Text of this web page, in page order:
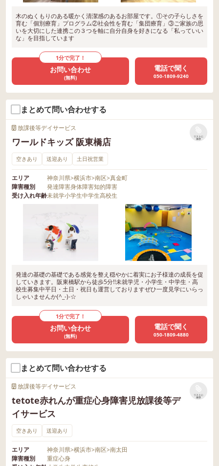
木のぬくもりのある暖かく清潔感のあるお部屋です。①その子らしさを
育む「個別療育」プログラム②社会性を育む「集団療育」③ご家族の思
いを大切にした連携この３つを軸に自分自身を好きになる「私っていい
な」を目指しています
1分で完了！
お問い合わせ
(無料)
電話で聞く
050-1809-9240
まとめて問い合わせする
放課後等デイサービス
ワールドキッズ 阪東橋店
リストに
保存
空きあり 送迎あり 土日祝営業
エリア 神奈川県>横浜市>南区>真金町
障害種別
発達障害身体障害知的障害
受け入れ年齢未就学小学生中学生高校生
発達の基礎の基礎である感覚を整え穏やかに着実にお子様達の成長を促
していきます。阪東橋駅から徒歩5分!!未就学児・小学生・中学生・高
校生募集中平日・土日・祝日も運営しておりますぜひ一度見学にいらっ
しゃいませんか(^_-)-☆
1分で完了！
お問い合わせ
(無料)
電話で聞く
050-1809-4880
まとめて問い合わせする
放課後等デイサービス
tetote赤れんが重症心身障害児放課後等デ
イサービス
リストに
保存
空きあり 送迎あり
エリア 神奈川県>横浜市>南区>南太田
障害種別
重症心身